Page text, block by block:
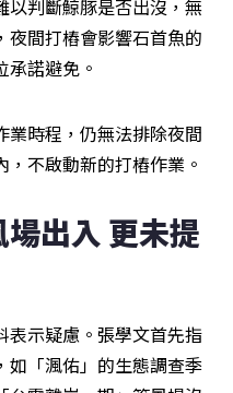
以判斷鯨豚是否出沒，無
夜間打樁會影響石首魚的
諾避免。
業時程，仍無法排除夜間
不啟動新的打樁作業。
出入 更未提
表示疑慮。張學文首先指
如「渢佑」的生態調查季